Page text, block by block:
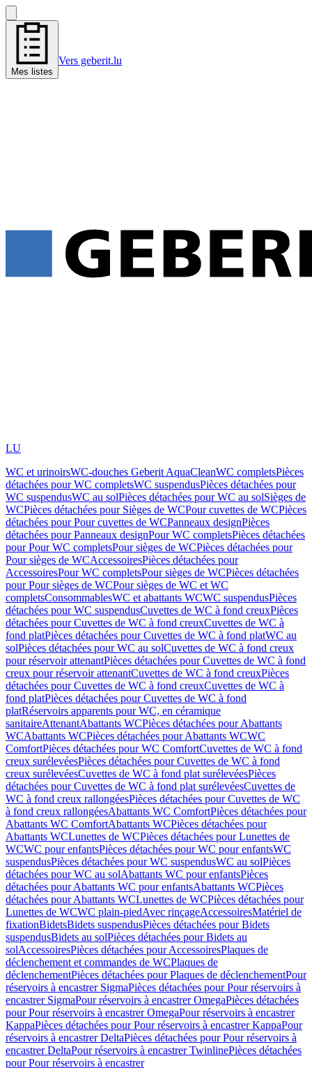
Mes listes
Vers geberit.lu
LU
WC et urinoirsWC-douches Geberit AquaCleanWC completsPièces
détachées pour WC completsWC suspendusPièces détachées pour
WC suspendusWC au solPièces détachées pour WC au solSièges de
WCPièces détachées pour Sièges de WCPour cuvettes de WCPièces
détachées pour Pour cuvettes de WCPanneaux designPièces
détachées pour Panneaux designPour WC completsPièces détachées
pour Pour WC completsPour sièges de WCPièces détachées pour
Pour sièges de WCAccessoiresPièces détachées pour
AccessoiresPour WC completsPour sièges de WCPièces détachées
pour Pour sièges de WCPour sièges de WC et WC
completsConsommablesWC et abattants WCWC suspendusPièces
détachées pour WC suspendusCuvettes de WC à fond creuxPièces
détachées pour Cuvettes de WC à fond creuxCuvettes de WC à
fond platPièces détachées pour Cuvettes de WC à fond platWC au
solPièces détachées pour WC au solCuvettes de WC à fond creux
pour réservoir attenantPièces détachées pour Cuvettes de WC à fond
creux pour réservoir attenantCuvettes de WC à fond creuxPièces
détachées pour Cuvettes de WC à fond creuxCuvettes de WC à
fond platPièces détachées pour Cuvettes de WC à fond
platRéservoirs apparents pour WC, en céramique
sanitaireAttenantAbattants WCPièces détachées pour Abattants
WCAbattants WCPièces détachées pour Abattants WCWC
ComfortPièces détachées pour WC ComfortCuvettes de WC à fond
creux surélevéesPièces détachées pour Cuvettes de WC à fond
creux surélevéesCuvettes de WC à fond plat surélevéesPièces
détachées pour Cuvettes de WC à fond plat surélevéesCuvettes de
WC à fond creux rallongéesPièces détachées pour Cuvettes de WC
à fond creux rallongéesAbattants WC ComfortPièces détachées pour
Abattants WC ComfortAbattants WCPièces détachées pour
Abattants WCLunettes de WCPièces détachées pour Lunettes de
WCWC pour enfantsPièces détachées pour WC pour enfantsWC
suspendusPièces détachées pour WC suspendusWC au solPièces
détachées pour WC au solAbattants WC pour enfantsPièces
détachées pour Abattants WC pour enfantsAbattants WCPièces
détachées pour Abattants WCLunettes de WCPièces détachées pour
Lunettes de WCWC plain-piedAvec rinçageAccessoiresMatériel de
fixationBidetsBidets suspendusPièces détachées pour Bidets
suspendusBidets au solPièces détachées pour Bidets au
solAccessoiresPièces détachées pour AccessoiresPlaques de
déclenchement et commandes de WCPlaques de
déclenchementPièces détachées pour Plaques de déclenchementPour
réservoirs à encastrer SigmaPièces détachées pour Pour réservoirs à
encastrer SigmaPour réservoirs à encastrer OmegaPièces détachées
pour Pour réservoirs à encastrer OmegaPour réservoirs à encastrer
KappaPièces détachées pour Pour réservoirs à encastrer KappaPour
réservoirs à encastrer DeltaPièces détachées pour Pour réservoirs à
encastrer DeltaPour réservoirs à encastrer TwinlinePièces détachées
pour Pour réservoirs à encastrer